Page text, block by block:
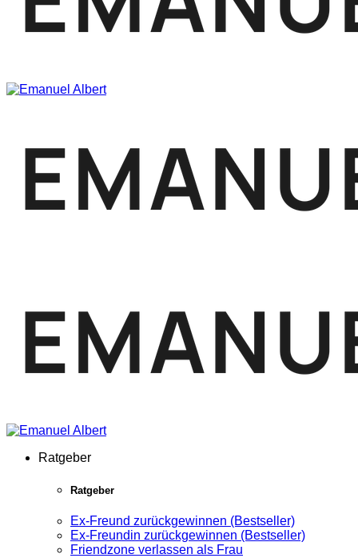
Ratgeber
Ratgeber
Ex-Freund zurückgewinnen (Bestseller)
Ex-Freundin zurückgewinnen (Bestseller)
Friendzone verlassen als Frau